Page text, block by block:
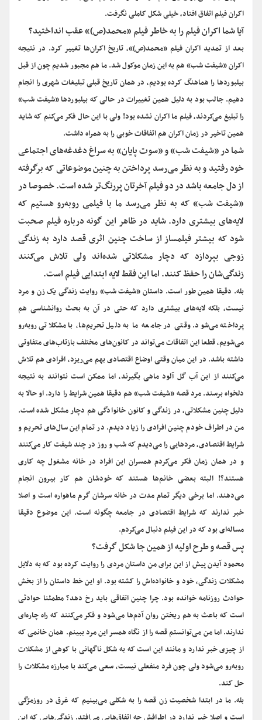
اکران فیلم اتفاق افتاد، خیلی شکل کاملی نگرفت.
آیا شما اکران فیلم را به خاطر فیلم «محمد(ص)» عقب انداختید؟
بعد از تمدید اکران فیلم «محمد(ص)»، تاریخ اکران‌ها تغییر کرد. در نتیجه
اکران «شیفت شب» هم به این زمان موکول شد. ما هم مجبور شدیم چون از قبل
بیلبوردها را هماهنگ کرده بودیم، در همان تاریخ قبلی تبلیغات شهری را انجام
دهیم. جالب بود به دلیل همین تغییرات در حالی که بیلبوردها «شیفت شب»
را تبلیغ می‌کردند، فیلم ما اکران نشده بود! ولی با این حال فکر می‌کنم که شاید
همین تاخیر در زمان اکران هم اتفاقات خوبی را به همراه داشت.
شما در «شیفت شب» و «سوت پایان» به سراغ دغدغه‌های اجتماعی
خود رفتید و به نظر می‌رسد پرداختن به چنین موضوعاتی که برگرفته
از دل جامعه باشد در دو فیلم آخرتان پررنگ‌تر شده است. خصوصا در
«شیفت شب» که به نظر می‌رسد ما با فیلمی روبه‌رو هستیم که
لایه‌های بیشتری دارد. شاید در ظاهر این گونه درباره فیلم صحبت
شود که بیشتر فیلمساز از ساخت چنین اثری قصد دارد به زندگی
زوجی بپردازد که دچار مشکلاتی شده‌اند ولی تلاش می‌کنند
زندگی‌شان را حفظ کنند. اما این فقط لایه ابتدایی فیلم است.
بله. دقیقا همین طور است. داستان «شیفت شب» روایت زندگی یک زن و مرد
نیست، بلکه لایه‌های بیشتری دارد که حتی در آن به بحث روانشناسی هم
پرداخته می‌شود. وقتی در جامعه ما به دلیل تحریم‌ها، با مشکلاتی روبه‌رو
می‌شویم، قطعا این اتفاقات می‌تواند در کانون‌های مختلف بازتاب‌های متفاوتی
داشته باشد. در این میان وقتی اوضاع اقتصادی بهم می‌ریزد، افرادی هم تلاش
می‌کنند از این آب گل آلود ماهی بگیرند، اما ممکن است نتوانند به نتیجه
دلخواه برسند. مرد قصه «شیفت شب» هم دقیقا همین شرایط را دارد. او حالا به
دلیل چنین مشکلاتی، در زندگی و کانون خانوادگی هم دچار مشکل شده است.
من در اطراف خودم چنین افرادی را زیاد ‌دیدم. در تمام این سال‌های تحریم و
شرایط اقتصادی، مردهایی را می‌دیدم که شب و روز در چند شیفت کار می‌کنند
و در همان زمان فکر می‌کردم همسران این افراد در خانه مشغول چه کاری
هستند؟! البته بعضی خانم‌ها هستند که خودشان هم کار بیرون انجام
می‌دهند. اما برخی دیگر تمام مدت در خانه سرشان گرم ماهواره است و اصلا
خبر ندارند که شرایط اقتصادی در جامعه چگونه است. این موضوع دقیقا
مساله‌ای بود که در این فیلم دنبال می‌کردم.
پس قصه و طرح اولیه از همین جا شکل گرفت؟
محمود آیدن پیش از این برای من داستان مردی را روایت کرده بود که به دلایل
مشکلات زندگی، خود و خانواده‌اش را کشته بود. او این خط داستان را از بخش
حوادث روزنامه خوانده بود. چرا چنین اتفاقی باید رخ دهد؟ مطمئنا حوادثی
است که باعث به هم ریختن روان آدم‌ها می‌شود و فکر می‌کنند که راه چاره‌ای
ندارند. اما من می‌توانستم قصه را از نگاه همسر این مرد ببینم. همان خانمی که
از چیزی خبر ندارد و مانند این است که به شکل ناگهانی با کوهی از مشکلات
روبه‌رو می‌شود ولی چون فرد منفعلی نیست، سعی می‌کند با مبارزه مشکلات را
حل کند.
بله. ما در ابتدا شخصیت زن قصه را به شکلی می‌بینیم که غرق در روزمرّگی